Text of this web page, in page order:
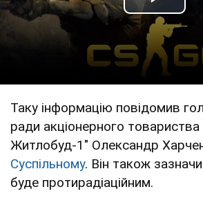
Play
Таку інформацію повідомив
ради акціонерного
Житлобуд-1" Олександр
Суспільному. Він також
буде протирадіаційним.